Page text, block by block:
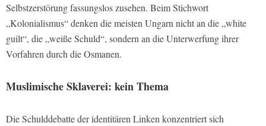
Selbstzerstörung fassungslos zusehen. Beim Stichwort
„Kolonialismus“ denken die meisten Ungarn nicht an die „white
guilt“, die „weiße Schuld“, sondern an die Unterwerfung ihrer
Vorfahren durch die Osmanen.
Muslimische Sklaverei: kein Thema
Die Schulddebatte der identitären Linken konzentriert sich